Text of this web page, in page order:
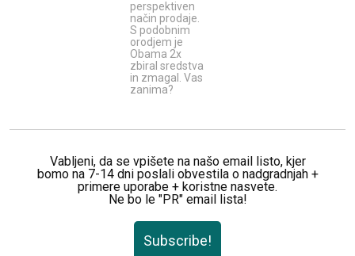
perspektiven
način prodaje.
S podobnim
orodjem je
Obama 2x
zbiral sredstva
in zmagal. Vas
zanima?
Vabljeni, da se vpišete na našo email listo, kjer
bomo na 7-14 dni poslali obvestila o nadgradnjah +
primere uporabe + koristne nasvete.
Ne bo le "PR" email lista!
Subscribe!